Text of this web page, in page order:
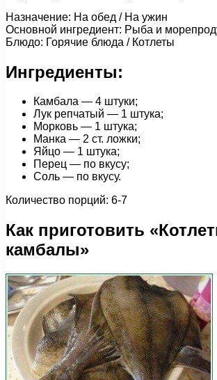
Назначение: На обед / На ужин
Основной ингредиент: Рыба и
Блюдо: Горячие блюда / Котлеты
Ингредиенты:
Камбала — 4 штуки;
Лук репчатый — 1 штука;
Морковь — 1 штука;
Манка — 2 ст. ложки;
Яйцо — 1 штука;
Перец — по вкусу;
Соль — по вкусу.
Количество порций: 6-7
Как приготовить
камбалы»